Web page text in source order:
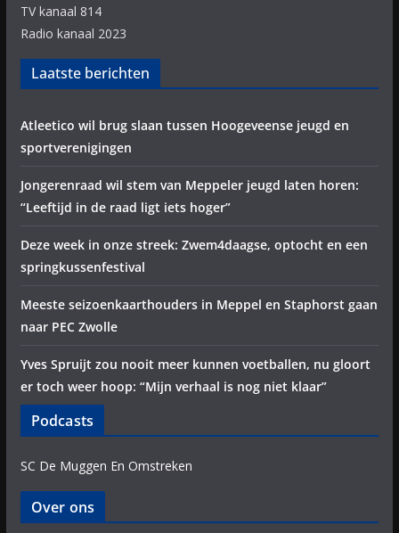
TV kanaal 814
Radio kanaal 2023
Laatste berichten
Atleetico wil brug slaan tussen Hoogeveense jeugd en
sportverenigingen
Jongerenraad wil stem van Meppeler jeugd laten horen:
“Leeftijd in de raad ligt iets hoger”
Deze week in onze streek: Zwem4daagse, optocht en een
springkussenfestival
Meeste seizoenkaarthouders in Meppel en Staphorst gaan
naar PEC Zwolle
Yves Spruijt zou nooit meer kunnen voetballen, nu gloort
er toch weer hoop: “Mijn verhaal is nog niet klaar”
Podcasts
SC De Muggen En Omstreken
Over ons